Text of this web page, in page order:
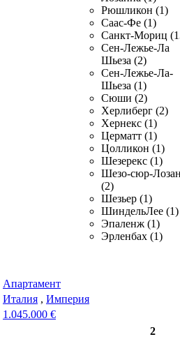
Рюшликон (1)
Саас-Фе (1)
Санкт-Мориц
Сен-Лежье-Ла
Шьеза (2)
Сен-Лежье-Ла-
Шьеза (1)
Сюши (2)
Херлиберг (2)
Хернекс (1)
Церматт (1)
Цолликон (1)
Шезерекс (1)
Шезо-сюр-
(2)
Шезьер (1)
ШиндельЛее (1)
Эпаленж (1)
Эрленбах (1)
Апартамент
Италия , Империя
1.045.000 €
2